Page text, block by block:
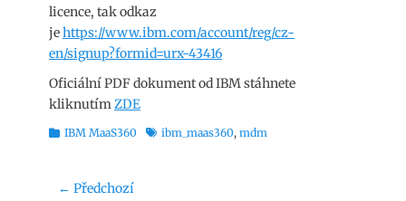
licence, tak odkaz
jehttps://www.ibm.com/account/reg/cz-
en/signup?formid=urx-43416
Oficiální PDF dokument od IBM stáhnete
kliknutímZDE
Rubriky
IBM MaaS360 Štítkyibm_maas360, mdm
Navigace
← Předchozí